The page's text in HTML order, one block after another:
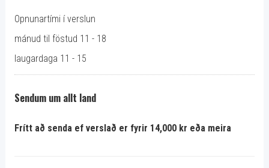
Opnunartími í verslun
mánud til föstud 11 - 18
laugardaga 11 - 15
Sendum um allt land
Frítt að senda ef verslað er fyrir 14,000 kr eða meira